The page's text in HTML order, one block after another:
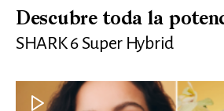
Descubre toda la
SHARK 6 Super Hybrid